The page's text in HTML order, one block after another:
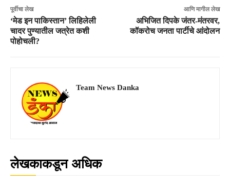
पूर्वीचा लेख
‘मेड इन पाकिस्तान’ लिहिलेली
चादर पुण्यातील जत्रेत कशी
पोहोचली?
आणि मागील लेख
अभिजित दिपके जंतर-मंतरवर,
कॉकरोच जनता पार्टीचे आंदोलन
Team News Danka
लेखकाकडून अधिक